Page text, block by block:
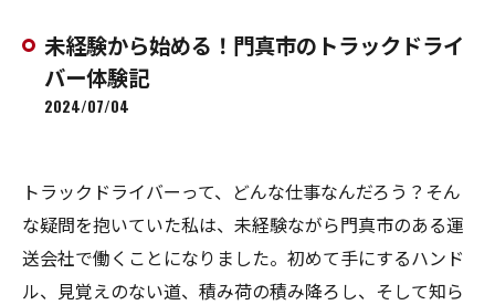
未経験から始める！門真市のトラックドライ
バー体験記
2024/07/04
トラックドライバーって、どんな仕事なんだろう？そん
な疑問を抱いていた私は、未経験ながら門真市のある運
送会社で働くことになりました。初めて手にするハンド
ル、見覚えのない道、積み荷の積み降ろし、そして知ら